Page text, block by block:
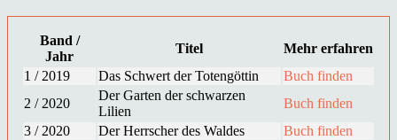
Band /
Jahr
Titel
Mehr erfahren
1 / 2019
Das Schwert der Totengöttin
Buch finden
2 / 2020
Der Garten der schwarzen
Lilien
Buch finden
3 / 2020
Der Herrscher des Waldes Buch finden